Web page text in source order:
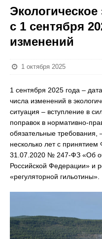
с 1 сентября
изменений
1 октября 2025
1 сентября 2025 года –
числа изменений в
ситуация – вступление в
поправок в нормативно-
обязательные требования,
несколько лет с принятием
31.07.2020 № 247-ФЗ «Об
Российской Федерации» и
«регуляторной гильотины».